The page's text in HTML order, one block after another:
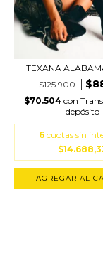
TEXANA
$125.900
$70.504 con
depósito
6 cuotas sin
AGREGAR AL